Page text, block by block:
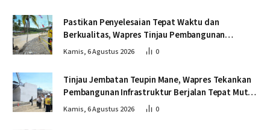
Pastikan Penyelesaian Tepat Waktu dan
Berkualitas, Wapres Tinjau Pembangunan
Jembatan Lumut
Kamis, 6 Agustus 2026 0
Tinjau Jembatan Teupin Mane, Wapres Tekankan
Pembangunan Infrastruktur Berjalan Tepat Mutu
dan Tepat Waktu
Kamis, 6 Agustus 2026 0